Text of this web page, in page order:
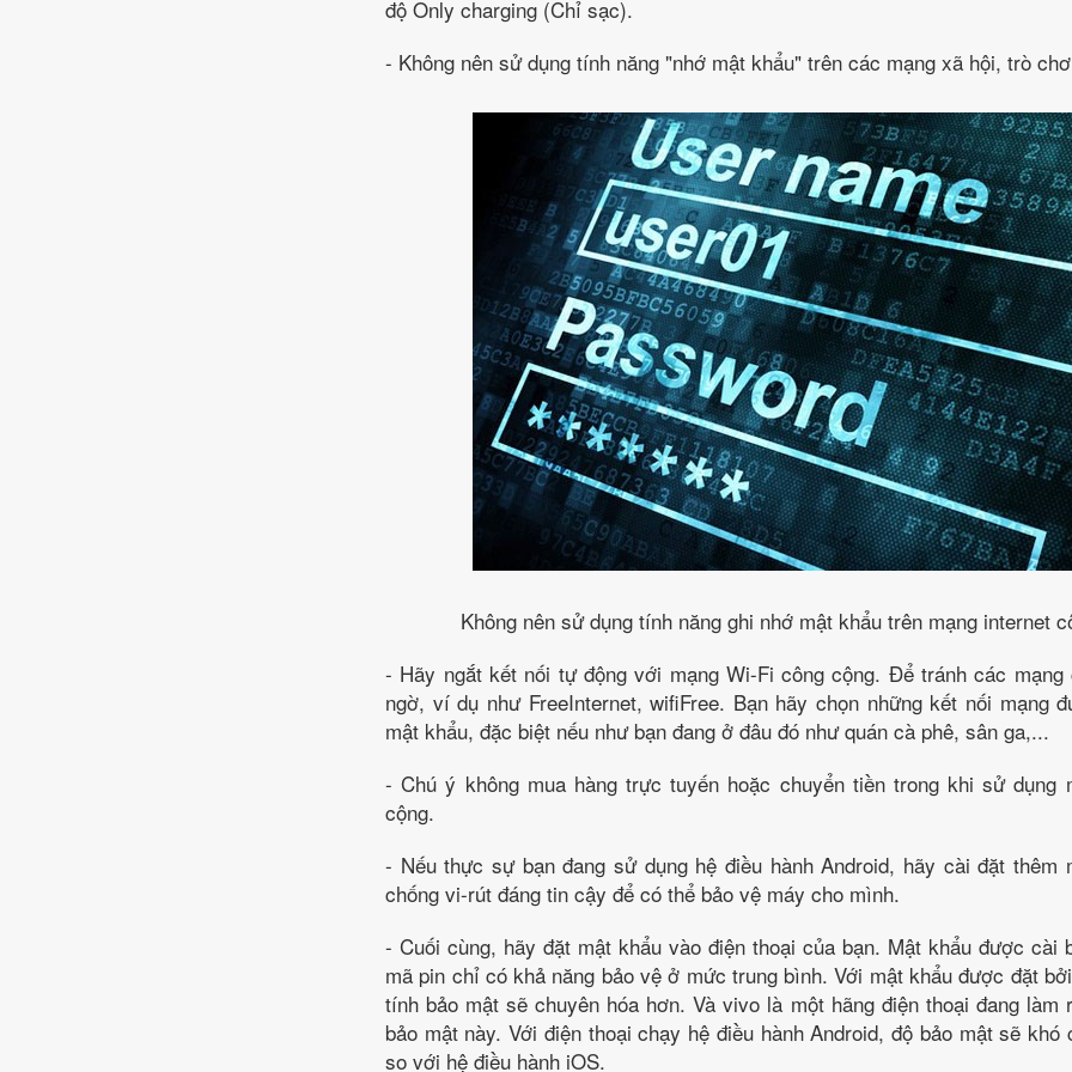
độ Only charging (Chỉ sạc).
- Không nên sử dụng tính năng "nhớ mật khẩu" trên các mạng xã hội, trò
Không nên sử dụng tính năng ghi nhớ mật khẩu trên mạng internet
- Hãy ngắt kết nối tự động với mạng Wi-Fi công cộng. Để tránh các mạng
ngờ, ví dụ như FreeInternet, wifiFree. Bạn hãy chọn những kết nối mạng
mật khẩu, đặc biệt nếu như bạn đang ở đâu đó như quán cà phê, sân ga,...
- Chú ý không mua hàng trực tuyến hoặc chuyển tiền trong khi sử dụng
cộng.
- Nếu thực sự bạn đang sử dụng hệ điều hành Android, hãy cài đặt thêm
chống vi-rút đáng tin cậy để có thể bảo vệ máy cho mình.
- Cuối cùng, hãy đặt mật khẩu vào điện thoại của bạn. Mật khẩu được cài
mã pin chỉ có khả năng bảo vệ ở mức trung bình. Với mật khẩu được đặt
tính bảo mật sẽ chuyên hóa hơn. Và vivo là một hãng điện thoại đang làm
bảo mật này. Với điện thoại chạy hệ điều hành Android, độ bảo mật sẽ khó
so với hệ điều hành iOS.